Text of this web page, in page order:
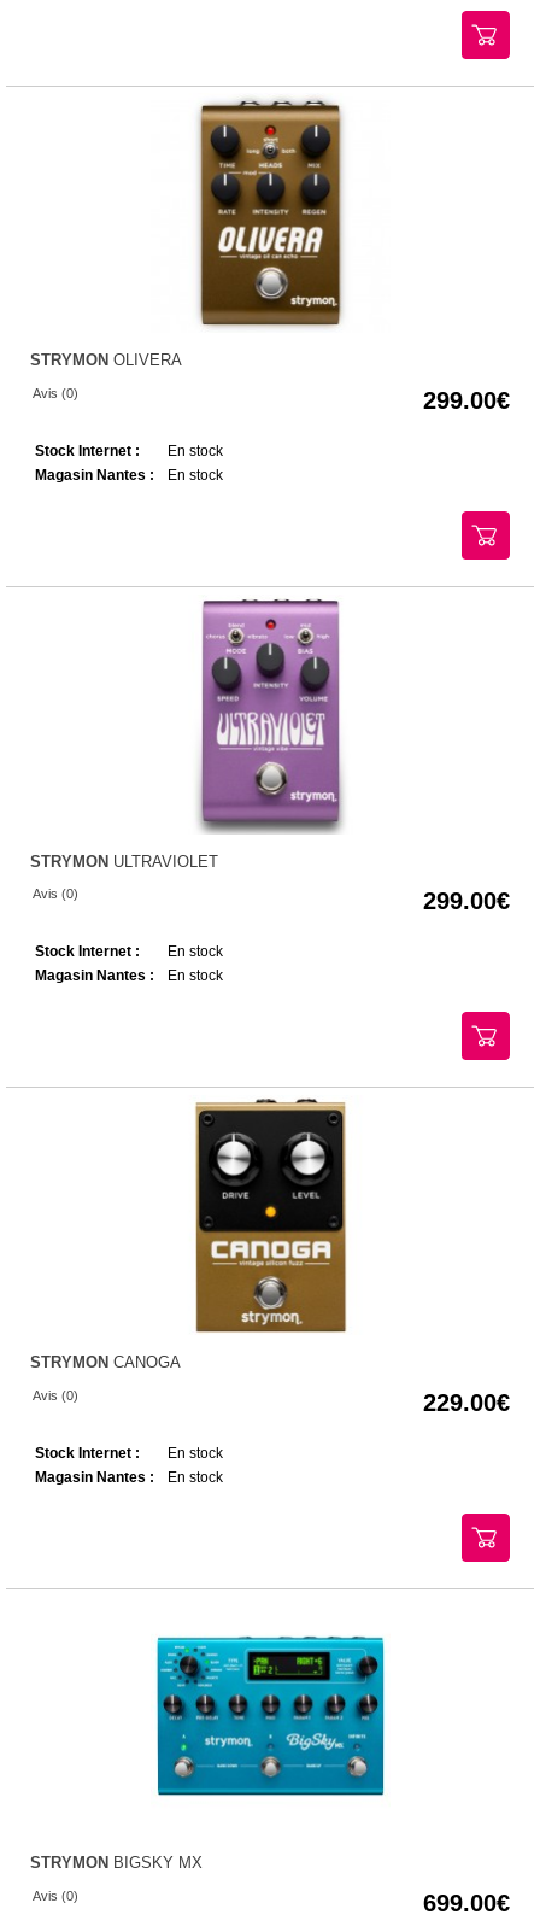
STRYMON OLIVERA
Avis (0) 299.00
Stock Internet :
En stock
Magasin Nantes :
En stock
STRYMON ULTRAVIOLET
Avis (0) 299.00
Stock Internet :
En stock
Magasin Nantes :
En stock
STRYMON CANOGA
Avis (0) 229.00
Stock Internet :
En stock
Magasin Nantes :
En stock
STRYMON BIGSKY MX
Avis (0) 699.00